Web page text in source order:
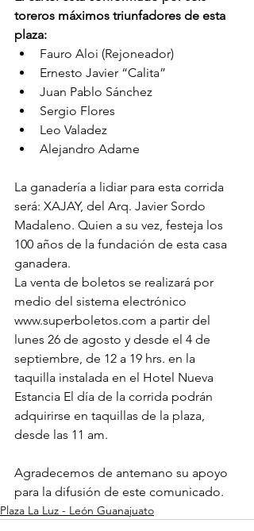
toreros máximos triunfadores de esta
plaza:
Fauro Aloi (Rejoneador)
Ernesto Javier “Calita”
Juan Pablo Sánchez
Sergio Flores
Leo Valadez
Alejandro Adame
La ganadería a lidiar para esta corrida
será: XAJAY, del Arq. Javier Sordo
Madaleno. Quien a su vez, festeja los
100 años de la fundación de esta casa
ganadera.
La venta de boletos se realizará por
medio del sistema electrónico
www.superboletos.com a partir del
lunes 26 de agosto y desde el 4 de
septiembre, de 12 a 19 hrs. en la
taquilla instalada en el Hotel Nueva
Estancia El día de la corrida podrán
adquirirse en taquillas de la plaza,
desde las 11 am.
Agradecemos de antemano su apoyo
para la difusión de este comunicado.
Plaza La Luz - León Guanajuato